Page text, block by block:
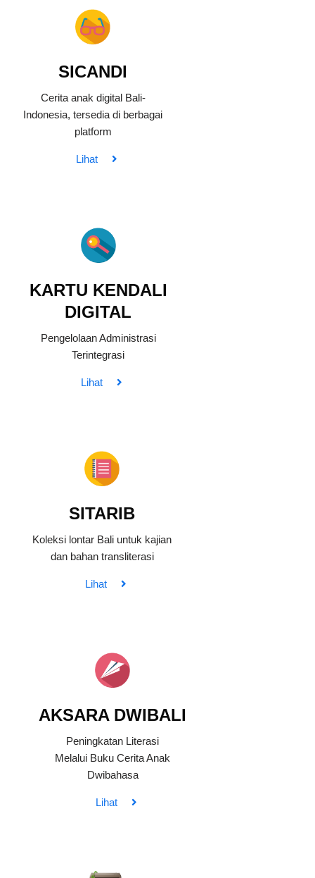
SICANDI
Cerita anak digital Bali-
Indonesia, tersedia di berbagai
platform
Lihat
KARTU KENDALI
DIGITAL
Pengelolaan Administrasi
Terintegrasi
Lihat
SITARIB
Koleksi lontar Bali untuk kajian
dan bahan transliterasi
Lihat
AKSARA DWIBALI
Peningkatan Literasi
Melalui Buku Cerita Anak
Dwibahasa
Lihat